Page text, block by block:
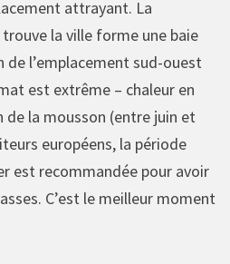
attrayant. La
la ville forme une baie
de l’emplacement sud-ouest
est extrême – chaleur en
la mousson (entre juin et
européens, la période
est recommandée pour avoir
C’est le meilleur moment